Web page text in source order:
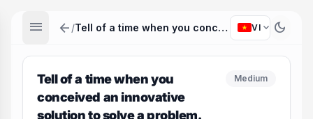
menu arrow_back / Tell of a time when you conceived an innovative solution to solve a problem. VI expand_more dark_mode
Tell of a time when you
conceived an innovative
solution to solve a problem.
Medium